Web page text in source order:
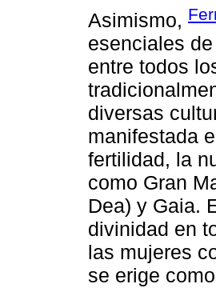
Asimismo,
esenciales
entre todos
diversas
manifestada
fertilidad, la
como Gran
Dea) y Gaia.
divinidad en
las mujeres
se erige